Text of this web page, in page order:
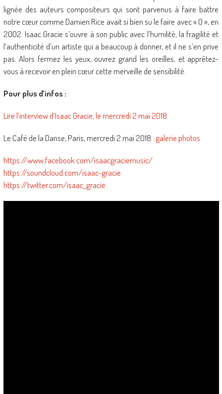
lignée des auteurs compositeurs qui sont parvenus à faire battre
notre cœur comme Damien Rice avait si bien su le faire avec « O », en
2002. Isaac Gracie s’ouvre à son public avec l’humilité, la fragilité et
l’authenticité d’un artiste qui a beaucoup à donner, et il ne s’en prive
pas. Alors fermez les yeux, ouvrez grand les oreilles, et apprêtez-
vous à recevoir en plein cœur cette merveille de sensibilité.
Pour plus d’infos :
Lire l’interview d’Isaac Gracie, le mercredi 2 mai 2018
Le Café de la Danse, Paris, mercredi 2 mai 2018 :galerie photos
https://www.facebook.com/isaacgraciemusic/
https://soundcloud.com/isaac-gracie
https://twitter.com/isaac_gracie